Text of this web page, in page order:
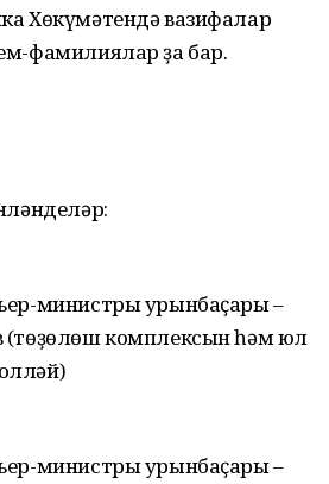
Хөкүмәтендә вазифалар
фамилиялар ҙа бар.
министры урынбаҫары –
(төҙөлөш комплексын һәм юл
министры урынбаҫары –